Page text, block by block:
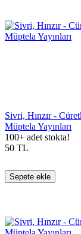
Sivri, Hınzır -
Müptela Yayınları
100+ adet stokta!
50 TL
Sepete ekle